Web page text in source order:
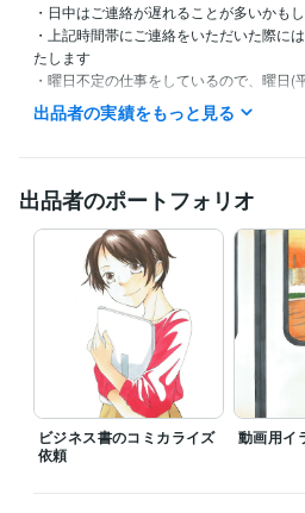
・日中はご連絡が遅れることが多いかも
・上記時間帯にご連絡をいただいた際に
たします
・曜日不定の仕事をしているので、曜日
いただいて大丈夫です
ください(ただし夜は時間によっては翌日
ただけますと幸いです)
受賞歴
第２回白泉社少女まんが新人大賞銅賞
資格・検定
カラーセラピスト 取得年 : 2023年
得意分野
イラスト作成・漫画制作 アナログイラ
出品者の実績をもっと見る
出品者のポートフォリオ
ビジネス書のコミカライズ
依頼
動画用イ